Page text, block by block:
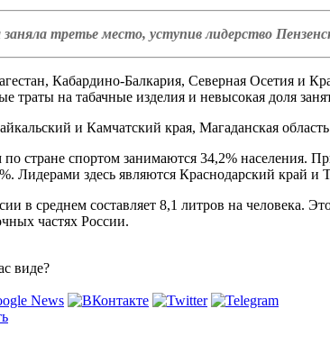
третье место, уступив лидерство
Кабардино-Балкария, Северная Осетия и
траты на табачные изделия и невысокая доля
и Камчатский края, Магаданская
стране спортом занимаются 34,2% населения.
Лидерами здесь являются Краснодарский край и
в среднем составляет 8,1 литров на
частях России.
виде?